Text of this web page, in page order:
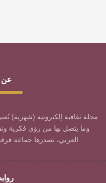
عن
مجلة ثقافية إلكترونية (شهرية)
وما يتصل بها من رؤى فكرية
العربي، تصدرها جماعة فرقد